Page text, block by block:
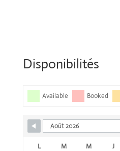
Disponibilités
Available Booked
L M M J